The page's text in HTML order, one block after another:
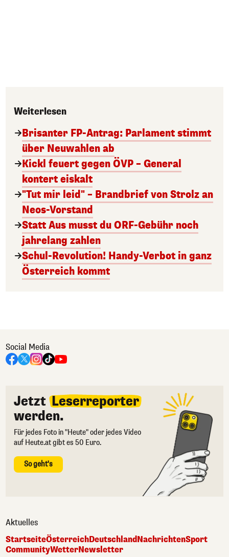
Weiterlesen
Brisanter FP-Antrag: Parlament stimmt
über Neuwahlen ab
Kickl feuert gegen ÖVP – General
kontert eiskalt
"Tut mir leid" – Brandbrief von Strolz an
Neos-Vorstand
Statt Aus musst du ORF-Gebühr noch
jahrelang zahlen
Schul-Revolution! Handy-Verbot in ganz
Österreich kommt
Social Media
Jetzt Leserreporter
werden.
Für jedes Foto in "Heute" oder jedes Video
auf Heute.at gibt es 50 Euro.
So geht's
Aktuelles
StartseiteÖsterreichDeutschlandNachrichtenSport
CommunityWetterNewsletter